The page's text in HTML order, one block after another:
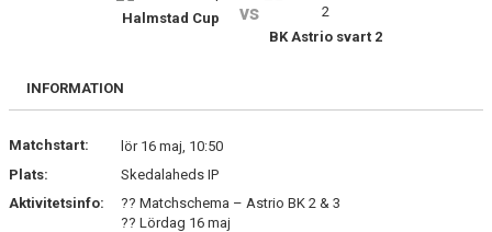
BILDGALLERI
Halmstad Cup vs
BK Astrio svart 2
INFORMATION
Matchstart:
lör 16 maj, 10:50
Plats:
Skedalaheds IP
Aktivitetsinfo:
?? Matchschema – Astrio BK 2 & 3
?? Lördag 16 maj